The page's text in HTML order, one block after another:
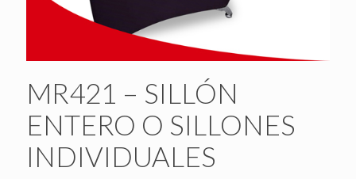
MR421 – SILLÓN
ENTERO O SILLONES
INDIVIDUALES